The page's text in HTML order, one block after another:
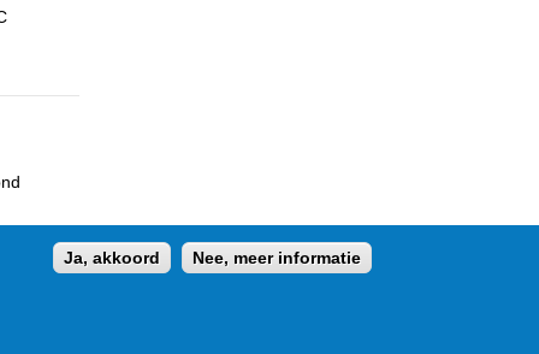
Ja, akkoord Nee, meer informatie